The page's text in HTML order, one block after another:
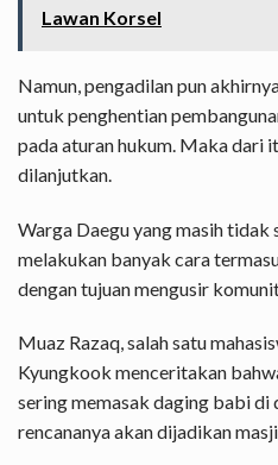
Lawan Korsel
Namun, pengadilan pun
untuk penghentian
pada aturan hukum. Maka dari
dilanjutkan.
Warga Daegu yang masih tidak
melakukan banyak cara
dengan tujuan mengusir
Muaz Razaq, salah satu
Kyungkook menceritakan
sering memasak daging babi di
rencananya akan dijadikan